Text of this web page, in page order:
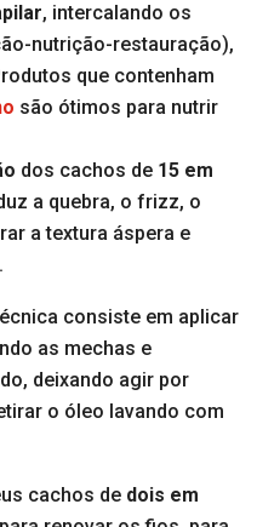
, intercalando os
nutrição-restauração),
que contenham
são ótimos para nutrir
dos cachos de 15 em
a quebra, o frizz, o
a textura áspera e
consiste em aplicar
as mechas e
deixando agir por
o óleo lavando com
cachos de dois em